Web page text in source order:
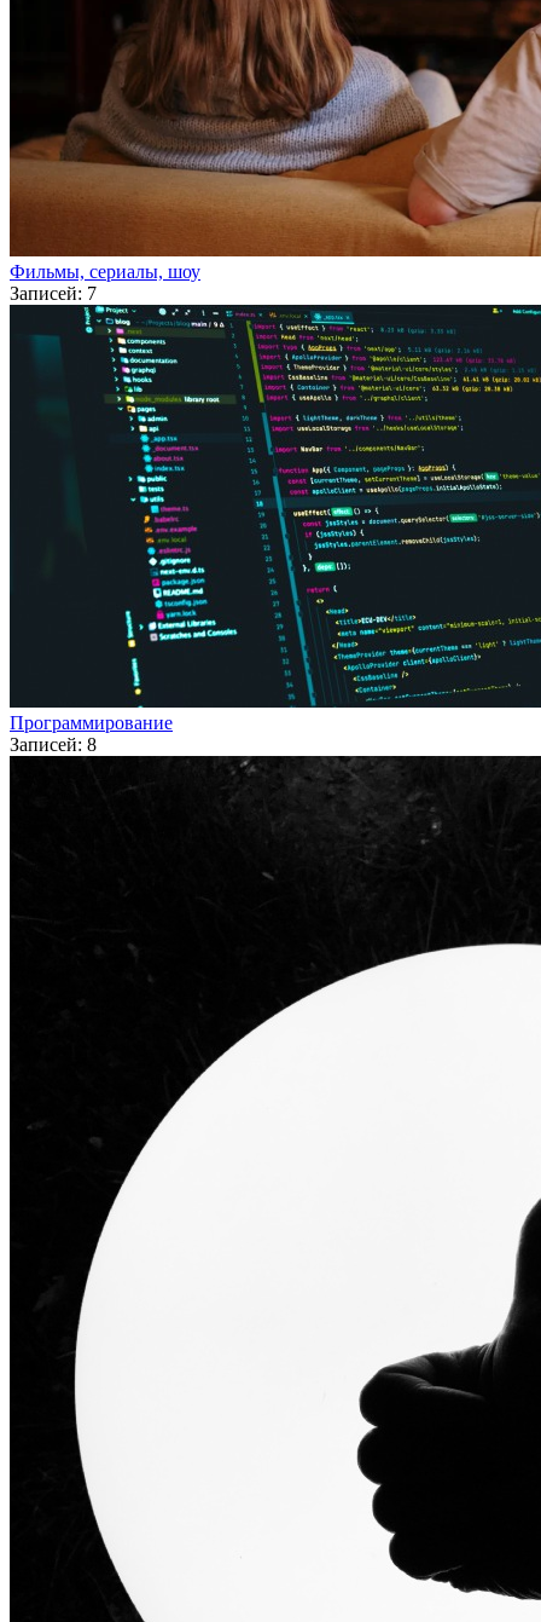
Фильмы, сериалы, шоу
Записей: 7
Программирование
Записей: 8